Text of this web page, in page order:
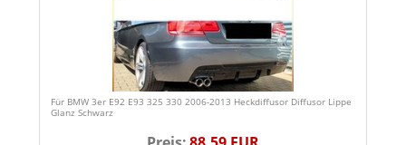
Für BMW 3er E92 E93 325 330 2006-2013 Heckdiffusor Diffusor Lippe
Glanz Schwarz